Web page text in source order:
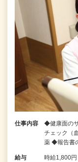
仕事内容
◆健康面の
チェック（
薬 ◆報告書
給与 時給1,800